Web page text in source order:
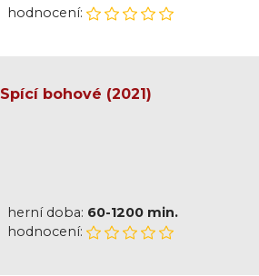
hodnocení:
Spící bohové (2021)
herní doba: 60-1200 min.
hodnocení: